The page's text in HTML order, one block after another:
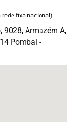
rede fixa nacional)
9028, Armazém A,
Pombal -